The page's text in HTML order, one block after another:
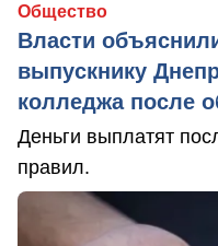
Общество
Власти
выпускнику
колледжа после
Деньги выплатят
правил.